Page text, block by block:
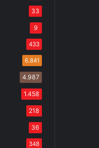
33
9
433
6.841
4.987
1.458
218
36
348